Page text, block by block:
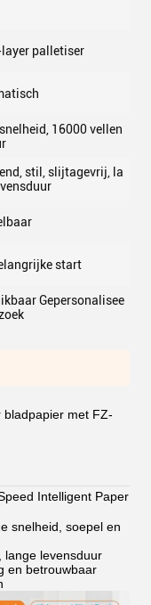
palletiser
16000 vellen
stil, slijtagevrij, la
start
Gepersonalisee
met FZ-
Intelligent Paper
snelheid, soepel en
lange levensduur
en betrouwbaar